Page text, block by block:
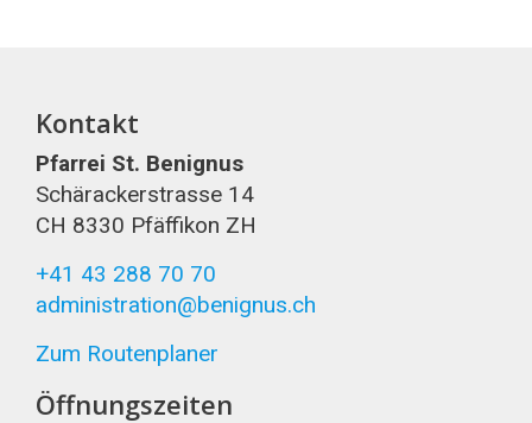
Kontakt
Pfarrei St. Benignus
Schärackerstrasse 14
CH 8330 Pfäffikon ZH
+41 43 288 70 70
administration@benignus.ch
Zum Routenplaner
Öffnungszeiten